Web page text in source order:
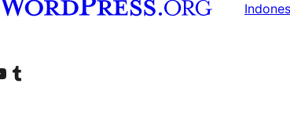
account
YouTube kami
Visit our Tumblr account